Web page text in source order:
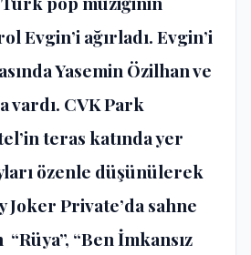
Evgin’i ağırladı. Evgin’i
Yasemin Özilhan ve
vardı. CVK Park
teras katında yer
özenle düşünülerek
Joker Private’da sahne
“Ben İmkansız